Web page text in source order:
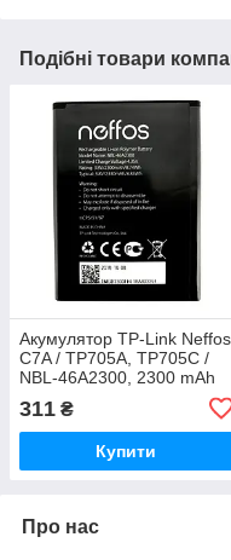
Подібні товари
Акумулятор TP-Link Neffos
C7A / TP705A, TP705C /
NBL-46A2300, 2300 mAh
311 ₴
Купити
Про нас